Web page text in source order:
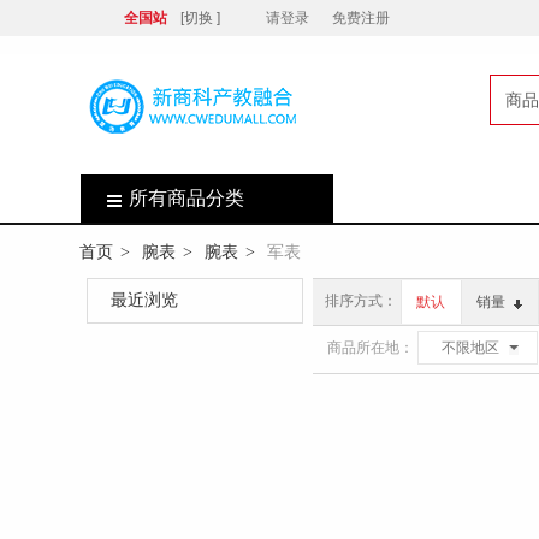
全国站 [切换 ] 请登录 免费注册
商品
所有商品分类
首页 > 腕表 > 腕表 > 军表
最近浏览 排序方式： 默认 销量
商品所在地： 不限地区